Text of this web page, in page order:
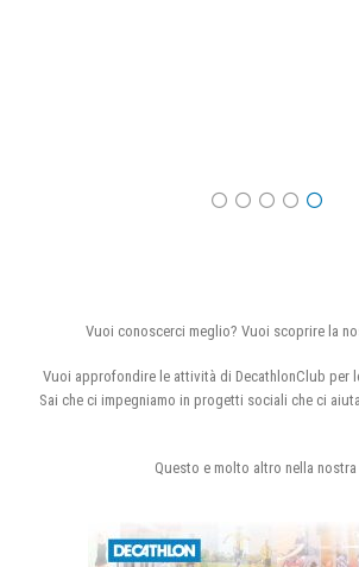
Vuoi conoscerci meglio? Vuoi scoprire la
Vuoi approfondire le attività di DecathlonClub per
Sai che ci impegniamo in progetti sociali che ci
Questo e molto altro nella